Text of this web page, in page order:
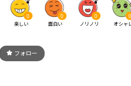
0
楽しい
0
面白い
0
ノリノリ
0
オシャ
フォロー